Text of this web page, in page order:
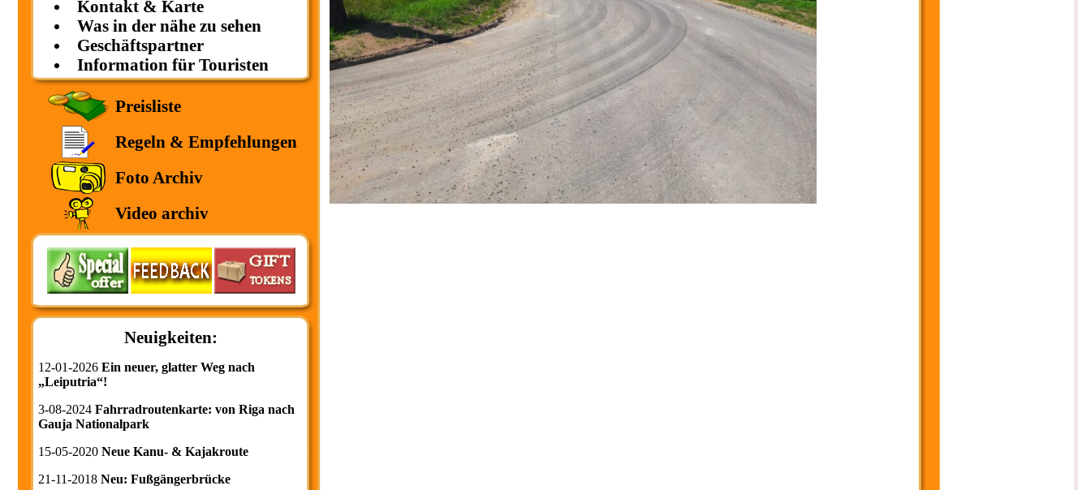
Kontakt & Karte
Was in der nähe zu sehen
Geschäftspartner
Information für Touristen
Preisliste
Regeln & Empfehlungen
Foto Archiv
Video archiv
Neuigkeiten:
12-01-2026 Ein neuer, glatter Weg nach
„Leiputria“!
3-08-2024 Fahrradroutenkarte: von Riga nach
Gauja Nationalpark
15-05-2020 Neue Kanu- & Kajakroute
21-11-2018 Neu: Fußgängerbrücke